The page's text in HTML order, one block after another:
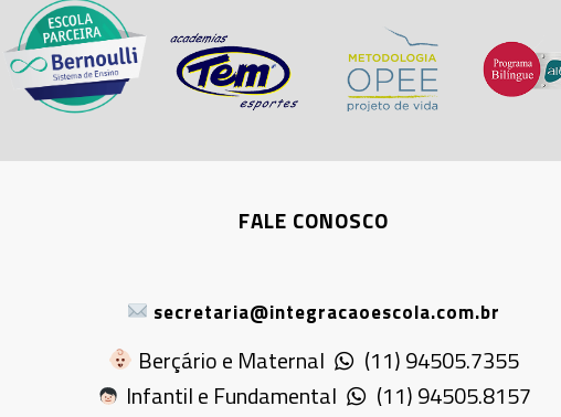
FALE CONOSCO
secretaria@integracaoescola.com.br
Berçário e Maternal
(11) 94505.7355
Infantil e Fundamental
(11) 94505.8157